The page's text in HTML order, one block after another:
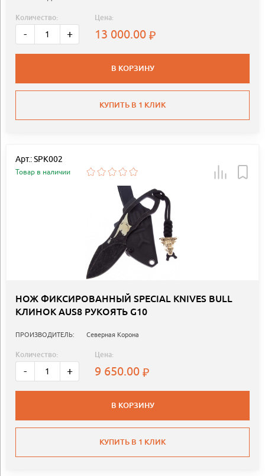
Количество:
- +
Цена:
13 000.00
В КОРЗИНУ
КУПИТЬ В 1 КЛИК
Арт.: SPK002
Товар в наличии
НОЖ ФИКСИРОВАННЫЙ SPECIAL KNIVES BULL
КЛИНОК AUS8 РУКОЯТЬ G10
ПРОИЗВОДИТЕЛЬ: Северная Корона
Количество:
- +
Цена:
9 650.00
В КОРЗИНУ
КУПИТЬ В 1 КЛИК